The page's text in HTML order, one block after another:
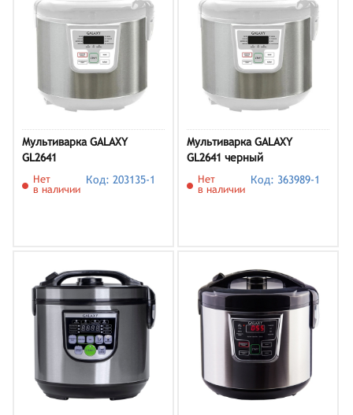
Мультиварка GALAXY
GL2641
Нет
в наличии
Код: 203135-1
Мультиварка GALAXY
GL2641 черный
Нет
в наличии
Код: 363989-1